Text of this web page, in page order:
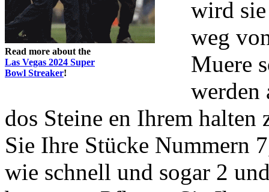
Read more about the
Las Vegas 2024 Super
Bowl Streaker!
wird
weg
Muere
werden
dos Steine en Ihrem halten
Sie Ihre Stücke Nummern
wie schnell und sogar 2